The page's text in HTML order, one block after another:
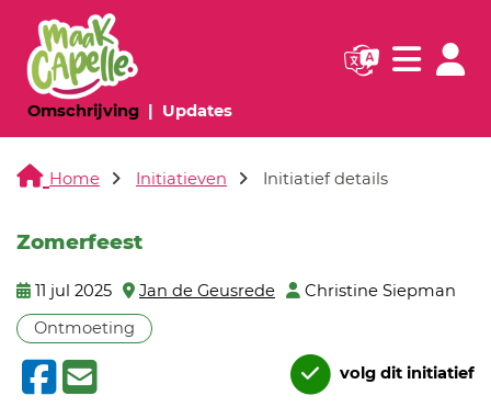
Omschrijving(huidige pagina)
Updates(huidige pagina)
Navigatie
Home Initiatieven Initiatief details
Zomerfeest
11 jul 2025 Jan de Geusrede
Christine Siepman
Ontmoeting
volg dit initiatief